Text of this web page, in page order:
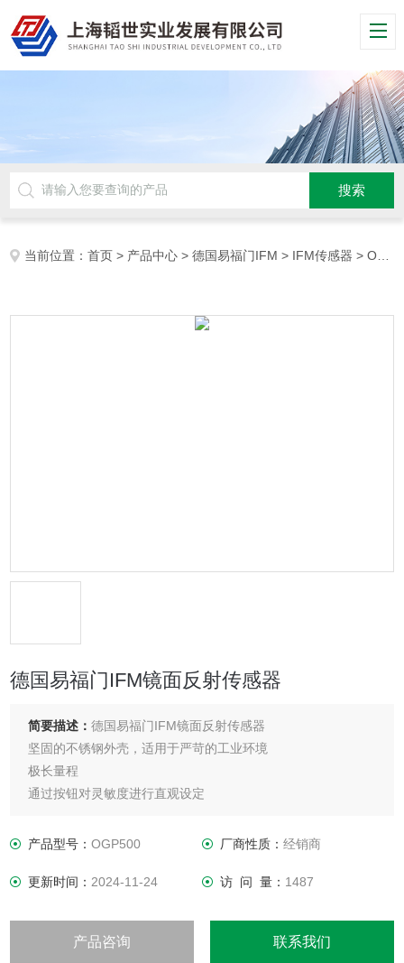
当前位置：首页 > 产品中心 >德国易福门IFM > IFM传感器 > OGP500德国易福门IFM镜面反射传感器
德国易福门IFM镜面反射传感器
简要描述：德国易福门IFM镜面反射传感器
坚固的不锈钢外壳，适用于严苛的工业环境
极长量程
通过按钮对灵敏度进行直观设定
可编程亮通/暗通模式
产品型号：OGP500 厂商性质： 经销商
更新时间：2024-11-24 访 问 量： 1487
产品咨询 联系我们